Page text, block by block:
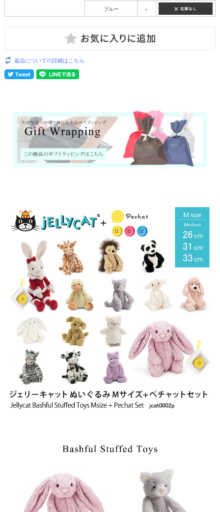
ブルー ×
返品についての詳細はこちら